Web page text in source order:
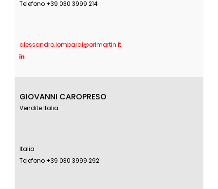
Telefono +39 030 3999 214
alessandro.lombardi@orimartin.it
GIOVANNI CAROPRESO
Vendite Italia
Italia
Telefono +39 030 3999 292